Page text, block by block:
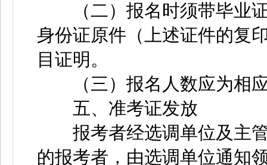
（二）报名时须带毕业证
身份证原件（上述证件的复
目证明。
（三）报名人数应为相应
五、准考证发放
报考者经选调单位及主管
的报考者，由选调单位通知